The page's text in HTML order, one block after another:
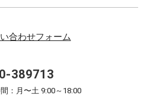
合わせフォーム
389713
：月〜土 9:00～18:00